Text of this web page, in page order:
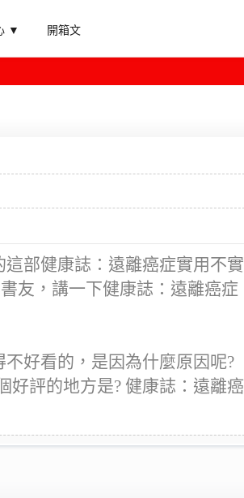
▼ 開箱文
部健康誌：遠離癌症實用不實
友，講一下健康誌：遠離癌症
好看的，是因為什麼原因呢?
好評的地方是? 健康誌：遠離癌